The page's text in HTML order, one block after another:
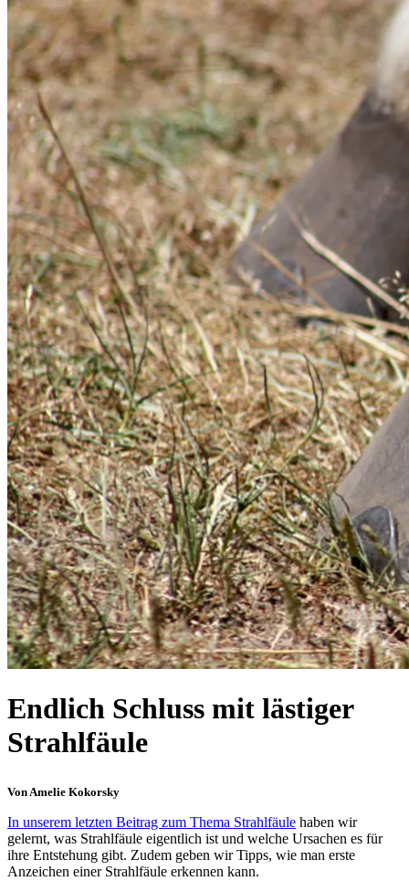
Endlich Schluss mit lästiger
Strahlfäule
Von Amelie Kokorsky
In unserem letzten Beitrag zum Thema Strahlfäule haben wir
gelernt, was Strahlfäule eigentlich ist und welche Ursachen es für
ihre Entstehung gibt. Zudem geben wir Tipps, wie man erste
Anzeichen einer Strahlfäule erkennen kann.